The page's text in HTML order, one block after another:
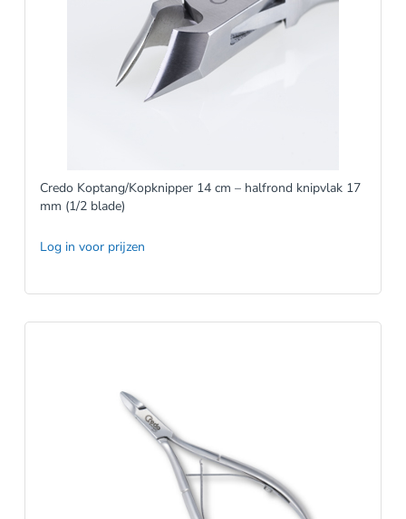
Credo Koptang/Kopknipper 14 cm – halfrond knipvlak 17
mm (1/2 blade)
Log in voor prijzen